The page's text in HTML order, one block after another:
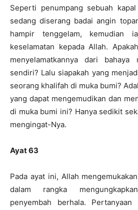
Seperti penumpang sebuah
sedang diserang badai angin
hampir tenggelam, kemudian
keselamatan kepada Allah.
menyelamatkannya dari bahaya
sendiri? Lalu siapakah yang
seorang khalifah di muka bumi?
yang dapat mengemudikan dan
di muka bumi ini? Hanya sedikit
mengingat-Nya.
Ayat 63
Pada ayat ini, Allah
dalam rangka
penyembah berhala.